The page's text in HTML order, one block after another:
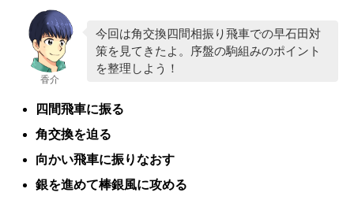
香介
今回は角交換四間相振り飛車での早石田対
策を見てきたよ。序盤の駒組みのポイント
を整理しよう！
四間飛車に振る
角交換を迫る
向かい飛車に振りなおす
銀を進めて棒銀風に攻める